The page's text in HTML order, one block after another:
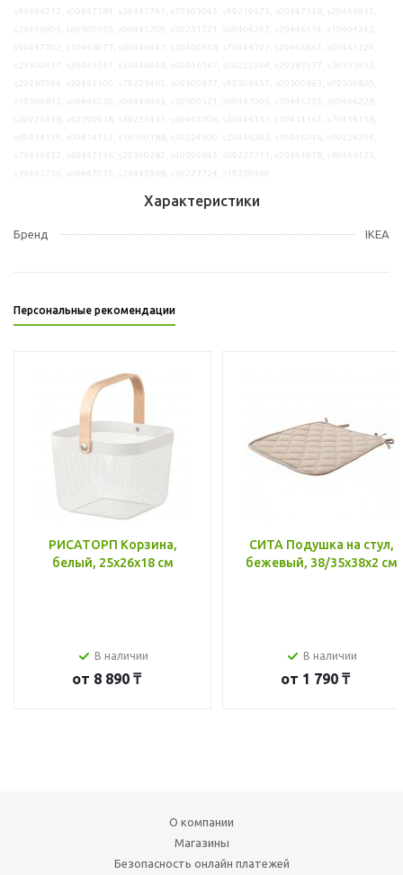
Характеристики
Бренд IKEA
Персональные рекомендации
РИСАТОРП Корзина,
белый, 25x26x18 см
В наличии
от 8 890 ₸
СИТА Подушка на стул,
бежевый, 38/35x38x2 см
В наличии
от 1 790 ₸
О компании
Магазины
Безопасность онлайн платежей